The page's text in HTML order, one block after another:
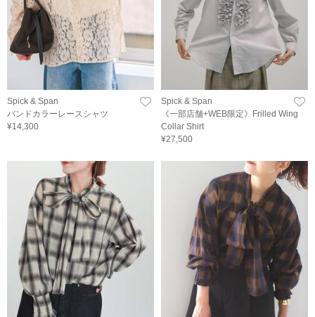
Spick & Span
バンドカラーレースシャツ
¥14,300
Spick & Span
《一部店舗+WEB限定》Frilled Wing
Collar Shirt
¥27,500